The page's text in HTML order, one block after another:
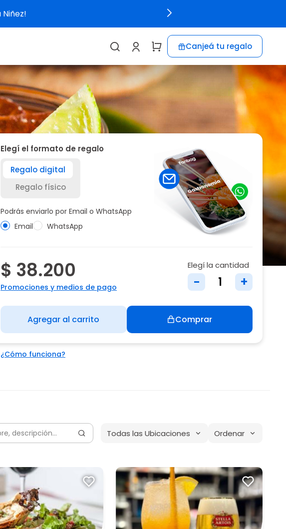
Canjeá tu regalo
Elegí el formato de regalo
Regalo digital
Regalo físico
Podrás enviarlo por Email o WhatsApp
Email
WhatsApp
$ 38.200
Promociones y medios de pago
Elegí la cantidad
- +
Agregar al carrito Comprar
¿Cómo funciona?
Todas las Ubicaciones Ordenar